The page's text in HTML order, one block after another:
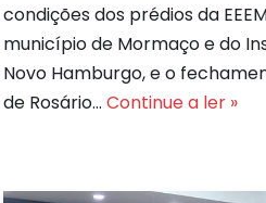
condições dos prédios da
município de Mormaço e do
Novo Hamburgo, e o
de Rosário… Continue a ler »